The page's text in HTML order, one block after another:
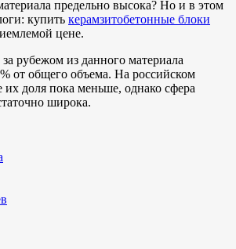
предельно высока? Но и в этом
купить керамзитобетонные блоки
цене.
рубежом из данного материала
от общего объема. На российском
их доля пока меньше, однако сфера
широка.